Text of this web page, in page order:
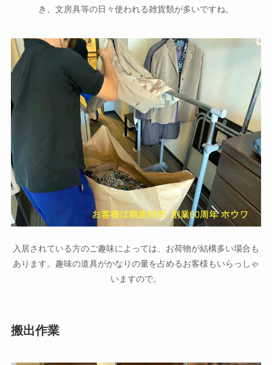
き、文房具等の日々使われる雑貨類が多いですね。
入居されている方のご趣味によっては、お荷物が結構多い場合も
あります。趣味の道具がかなりの量を占めるお客様もいらっしゃ
いますので。
搬出作業